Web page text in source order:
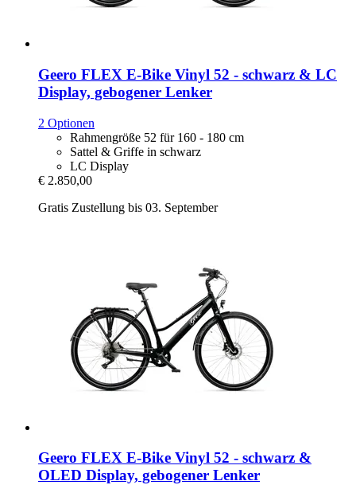
Geero FLEX E-​Bike Vinyl 52 -​ schwarz & LC
Display, gebogener Lenker
2 Optionen
Rahmengröße 52 für 160 - 180 cm
Sattel & Griffe in schwarz
LC Display
€ 2.850,00
Gratis Zustellung bis 03. September
Geero FLEX E-​Bike Vinyl 52 -​ schwarz &
OLED Display, gebogener Lenker